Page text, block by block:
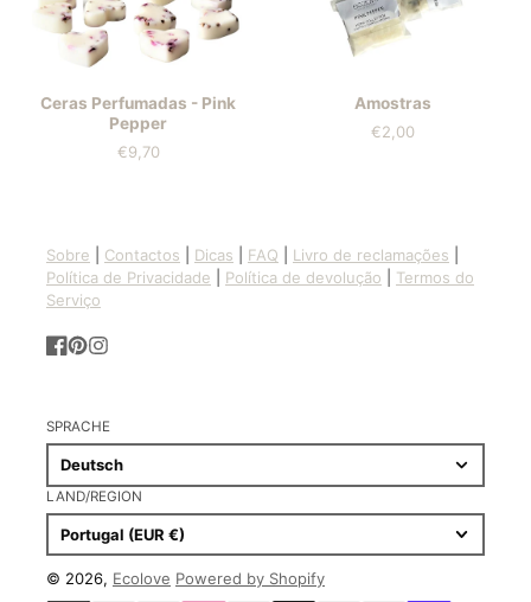
Ceras Perfumadas - Pink
Pepper
Preis
€9,70
Amostras
Preis
€2,00
Sobre Contactos Dicas FAQ Livro de reclamações
Política de Privacidade
Política de devolução
Termos do
Serviço
SPRACHE
Deutsch
LAND/REGION
Portugal (EUR €)
© 2026, Ecolove Powered by Shopify